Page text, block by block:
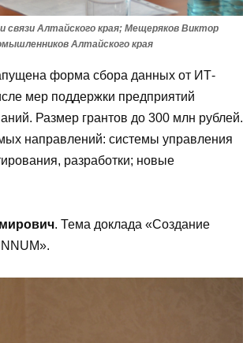
связи Алтайского края; Мещеряков Виктор
Алтайского края
форма сбора данных от ИТ-
мер поддержки предприятий
Размер грантов до 300 млн рублей.
направлений: системы управления
разработки; новые
. Тема доклада «Создание